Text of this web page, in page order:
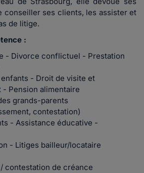
conseiller ses clients, les assister et
de litige.
:
- Divorce conflictuel - Prestation
- Droit de visite et
Pension alimentaire
grands-parents
contestation)
- Assistance éducative -
- Litiges bailleur/locataire
contestation de créance